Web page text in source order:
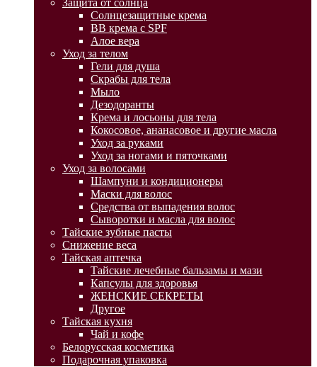
Защита от солнца
Солнцезащитные крема
BB крема с SPF
Алое вера
Уход за телом
Гели для душа
Скрабы для тела
Мыло
Дезодоранты
Крема и лосьоны для тела
Кокосовое, ананасовое и другие масла
Уход за руками
Уход за ногами и пяточками
Уход за волосами
Шампуни и кондиционеры
Маски для волос
Средства от выпадения волос
Сыворотки и масла для волос
Тайские зубные пасты
Снижение веса
Тайская аптечка
Тайские лечебные бальзамы и мази
Капсулы для здоровья
ЖЕНСКИЕ СЕКРЕТЫ
Другое
Тайская кухня
Чай и кофе
Белорусская косметика
Подарочная упаковка